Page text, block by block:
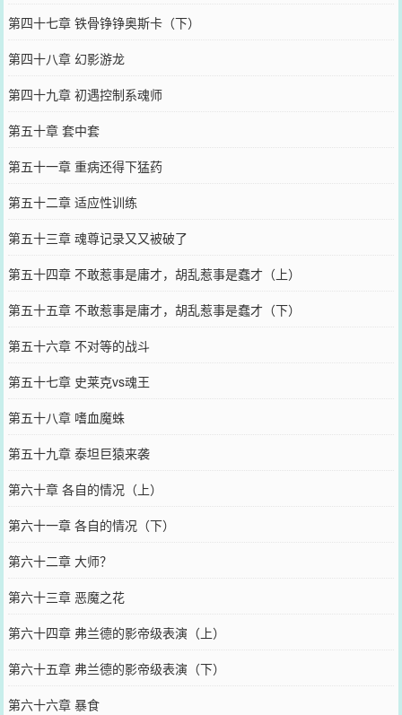
第四十七章 铁骨铮铮奥斯卡（下）
第四十八章 幻影游龙
第四十九章 初遇控制系魂师
第五十章 套中套
第五十一章 重病还得下猛药
第五十二章 适应性训练
第五十三章 魂尊记录又又被破了
第五十四章 不敢惹事是庸才，胡乱惹事是蠢才（上）
第五十五章 不敢惹事是庸才，胡乱惹事是蠢才（下）
第五十六章 不对等的战斗
第五十七章 史莱克vs魂王
第五十八章 嗜血魔蛛
第五十九章 泰坦巨猿来袭
第六十章 各自的情况（上）
第六十一章 各自的情况（下）
第六十二章 大师？
第六十三章 恶魔之花
第六十四章 弗兰德的影帝级表演（上）
第六十五章 弗兰德的影帝级表演（下）
第六十六章 暴食